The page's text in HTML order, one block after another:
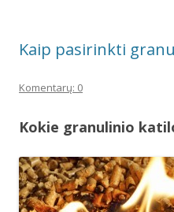
Kaip pasirinkti
Komentarų: 0
Kokie granulinio